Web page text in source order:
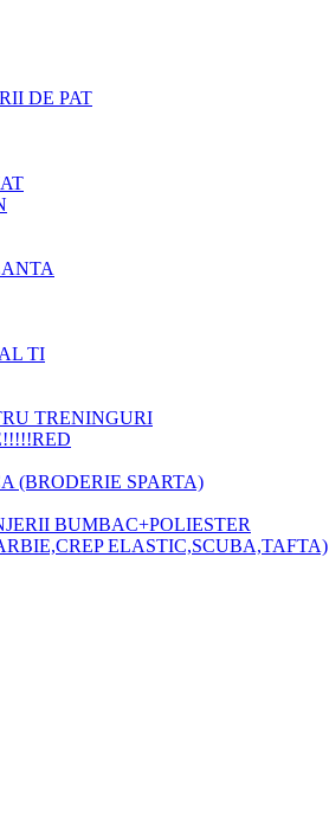
DE PAT
TI
TRENINGURI
(BRODERIE SPARTA)
BUMBAC+POLIESTER
ELASTIC,SCUBA,TAFTA)